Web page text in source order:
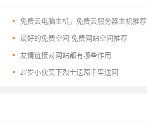
 免费云电脑主机，免费云服务器主机推荐
 最好的免费空间 免费网站空间推荐
 友情链接对网站都有哪些作用
 27岁小伙买下烈士遗照千里送回